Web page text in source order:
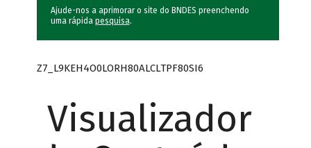
Ajude-nos a aprimorar o site do BNDES preenchendo
uma rápida pesquisa.
Z7_L9KEH4O0LORH80ALCLTPF80SI6
Visualizador